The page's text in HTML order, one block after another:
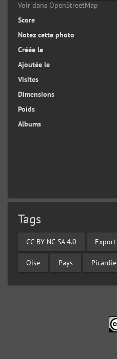
Voir dans OpenStreetMap
Score
Notez cette photo
Créée le
Ajoutée le
Visites
Dimensions
Poids
Albums
Tags
CC-BY-NC-SA 4.0 Export
Oise Pays Picardie